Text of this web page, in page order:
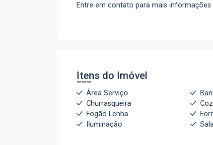
Entre em contato para mais informações
Itens do Imóvel
Área Serviço
Churrasqueira
Fogão Lenha
Iluminação